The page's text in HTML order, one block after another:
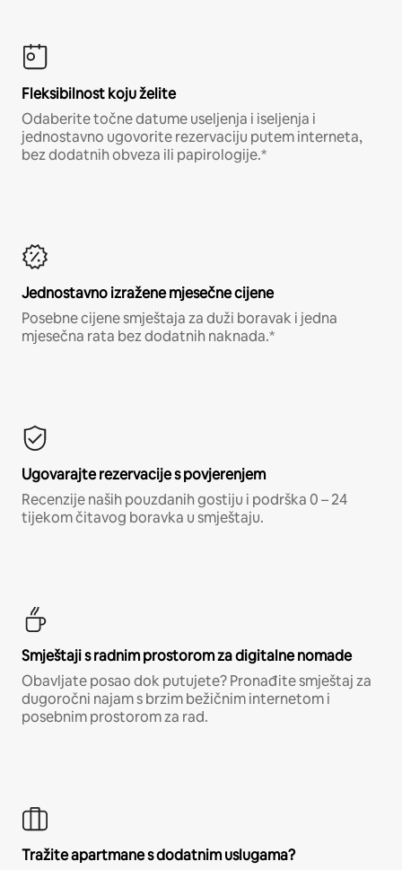
Fleksibilnost koju želite
Odaberite točne datume useljenja i iseljenja i
jednostavno ugovorite rezervaciju putem interneta,
bez dodatnih obveza ili papirologije.*
Jednostavno izražene mjesečne cijene
Posebne cijene smještaja za duži boravak i jedna
mjesečna rata bez dodatnih naknada.*
Ugovarajte rezervacije s povjerenjem
Recenzije naših pouzdanih gostiju i podrška 0 – 24
tijekom čitavog boravka u smještaju.
Smještaji s radnim prostorom za digitalne nomade
Obavljate posao dok putujete? Pronađite smještaj za
dugoročni najam s brzim bežičnim internetom i
posebnim prostorom za rad.
Tražite apartmane s dodatnim uslugama?